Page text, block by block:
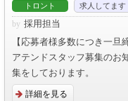
トロント 求人してます
採用担当
【応募者様多数につき一
アテンドスタッフ募集のお
集をしております。
詳細を見る